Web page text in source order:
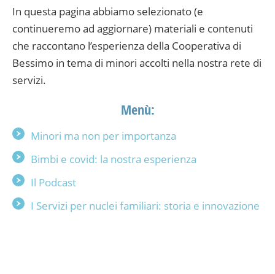
In questa pagina abbiamo selezionato (e
continueremo ad aggiornare) materiali e contenuti
che raccontano l’esperienza della Cooperativa di
Bessimo in tema di minori accolti nella nostra rete di
servizi.
Menù:
Minori ma non per importanza
Bimbi e covid: la nostra esperienza
Il Podcast
I Servizi per nuclei familiari: storia e innovazione